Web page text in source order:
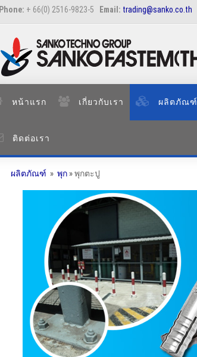
Phone: + 66(0) 2516-9823-5 Email: trading@sanko.co.th
หน้าแรก เกี่ยวกับเรา ผลิตภัณฑ์
ติดต่อเรา
ผลิตภัณฑ์ » พุก» พุกตะปู